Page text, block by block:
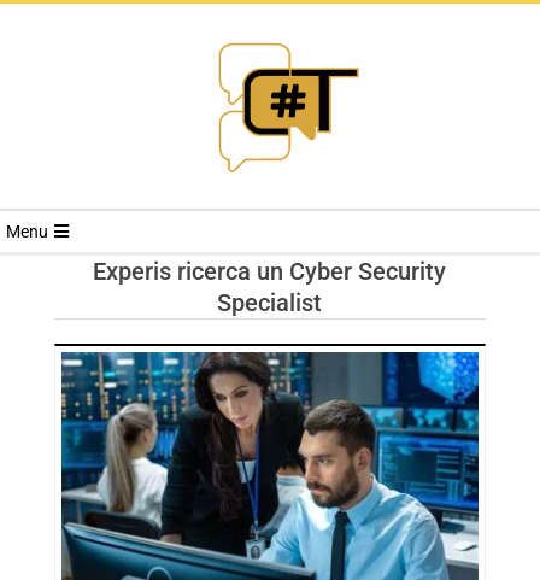
RIVISTA
TRENDS
Menu
Experis ricerca un Cyber Security
Specialist